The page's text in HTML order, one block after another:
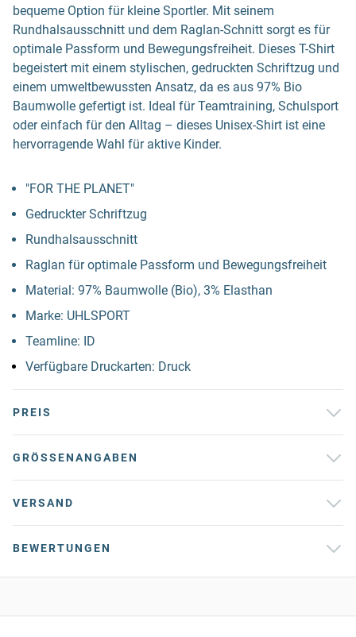
bequeme Option für kleine Sportler. Mit seinem
Rundhalsausschnitt und dem Raglan-Schnitt sorgt es für
optimale Passform und Bewegungsfreiheit. Dieses T-Shirt
begeistert mit einem stylischen, gedruckten Schriftzug und
einem umweltbewussten Ansatz, da es aus 97% Bio
Baumwolle gefertigt ist. Ideal für Teamtraining, Schulsport
oder einfach für den Alltag – dieses Unisex-Shirt ist eine
hervorragende Wahl für aktive Kinder.
"FOR THE PLANET"
Gedruckter Schriftzug
Rundhalsausschnitt
Raglan für optimale Passform und Bewegungsfreiheit
Material: 97% Baumwolle (Bio), 3% Elasthan
Marke: UHLSPORT
Teamline: ID
Verfügbare Druckarten: Druck
PREIS
GRÖSSENANGABEN
VERSAND
BEWERTUNGEN